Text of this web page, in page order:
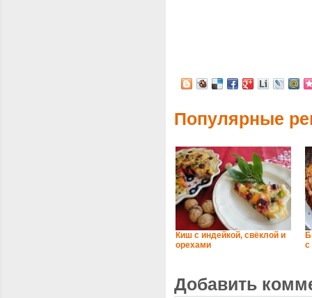
Популярные
Киш с индейкой, свёклой и
орехами
с
Добавить